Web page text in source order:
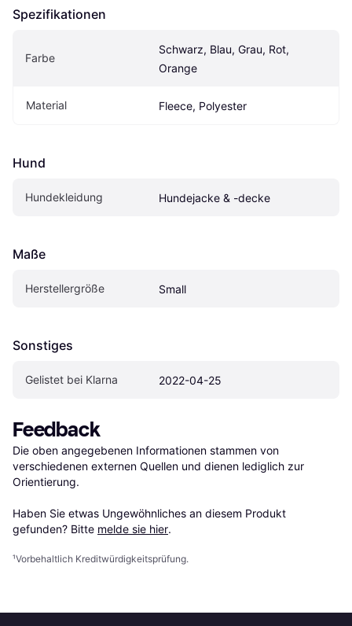
Spezifikationen
Farbe
Schwarz, Blau, Grau, Rot,
Orange
Material Fleece, Polyester
Hund
Hundekleidung Hundejacke & -decke
Maße
Herstellergröße Small
Sonstiges
Gelistet bei Klarna 2022-04-25
Feedback
Die oben angegebenen Informationen stammen von
verschiedenen externen Quellen und dienen lediglich zur
Orientierung.
Haben Sie etwas Ungewöhnliches an diesem Produkt
gefunden? Bitte melde sie hier.
¹Vorbehaltlich Kreditwürdigkeitsprüfung.